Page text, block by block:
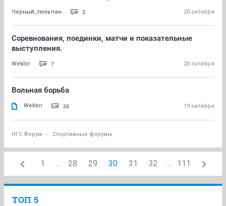
Черный_тюльпан 2 20 октября
Соревнования, поединки, матчи и показательные
выступления.
Wektor 7 20 октября
Вольная борьба
Wektor 26 19 октября
НГС.Форум Спортивные форумы
1 ... 28 29 30 31 32 ... 111
ТОП 5